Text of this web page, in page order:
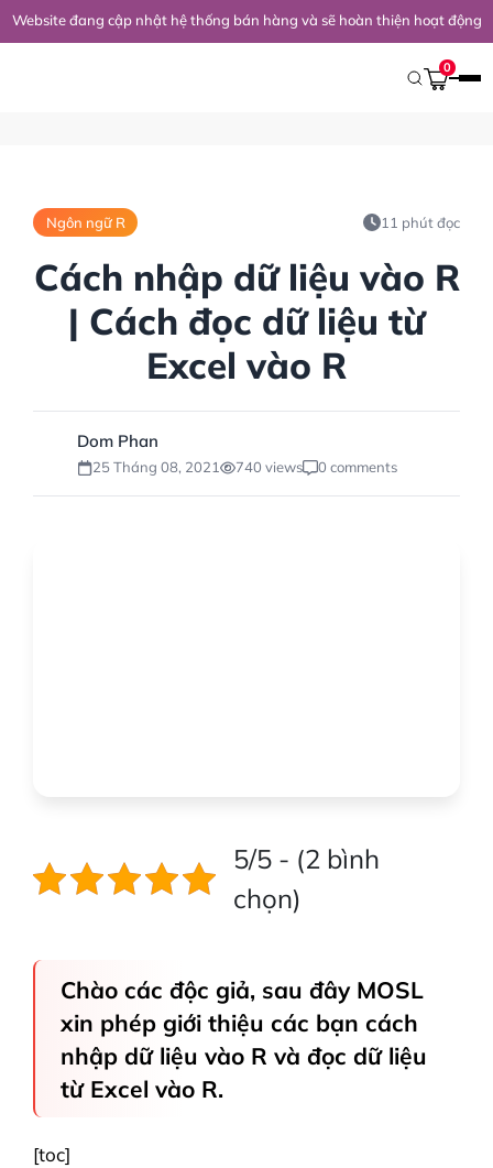
Website đang cập nhật hệ thống bán hàng và sẽ hoàn thiện hoạt động
0
Trang Chủ / Kiến Thức Nghiên Cứu / Ngôn Ngữ R / Cách Nhập Dữ
Ngôn ngữ R 11 phút đọc
Cách nhập dữ liệu vào R
| Cách đọc dữ liệu từ
Excel vào R
Dom Phan
25 Tháng 08, 2021 740 views 0 comments
5/5 - (2 bình
chọn)
Chào các độc giả, sau đây MOSL
xin phép giới thiệu các bạn cách
nhập dữ liệu vào R và đọc dữ liệu
từ Excel vào R.
[toc]